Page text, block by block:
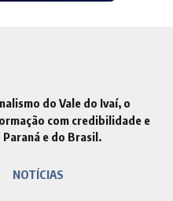
do Vale do Ivaí, o
com credibilidade e
e do Brasil.
NOTÍCIAS